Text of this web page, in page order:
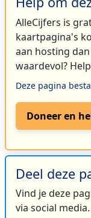
AlleCijfers is
kaartpagina's
aan hosting
waardevol?
Deze pagina
Doneer en
Deel deze
Vind je deze
via social media.